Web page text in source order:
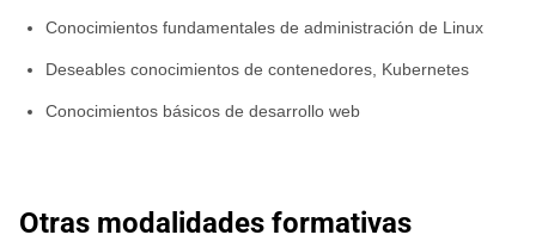
Conocimientos fundamentales de administración de Linux
Deseables conocimientos de contenedores, Kubernetes
Conocimientos básicos de desarrollo web
Otras modalidades formativas